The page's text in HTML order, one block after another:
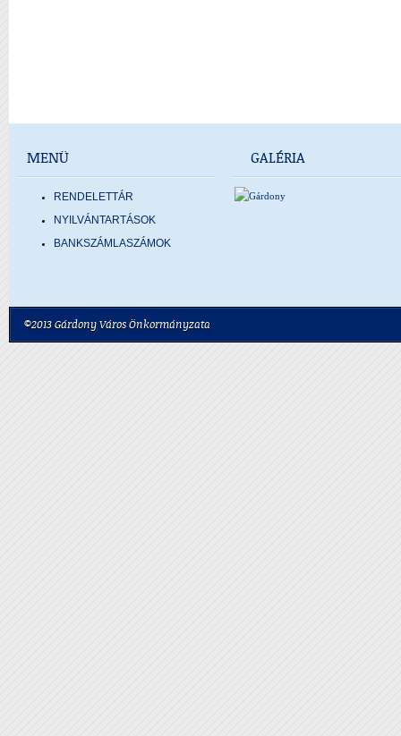
MENÜ
RENDELETTÁR
NYILVÁNTARTÁSOK
BANKSZÁMLASZÁMOK
GALÉRIA
©2013 Gárdony Város Önkormányzata